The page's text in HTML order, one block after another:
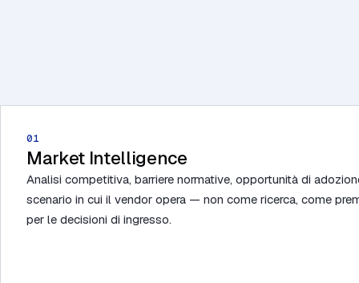
01
Market Intelligence
Analisi competitiva, barriere normative, opportunità di
scenario in cui il vendor opera — non come ricerca, come
per le decisioni di ingresso.